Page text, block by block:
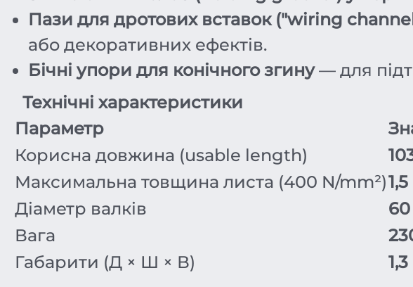
Пази для дротових вставок ("wiring
або декоративних ефектів.
Бічні упори для конічного згину— для
Технічні характеристики
Параметр
Корисна довжина (usable length)
Максимальна товщина листа (400 N/mm²)
Діаметр валків
Вага
Габарити (Д × Ш × В)